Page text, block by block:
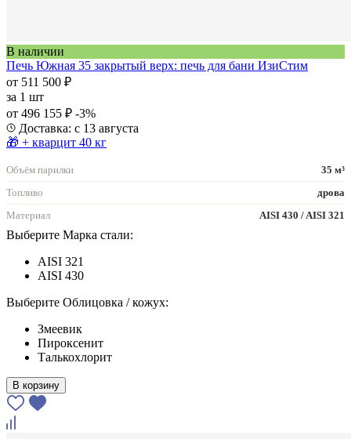
В наличии
Печь Южная 35 закрытый верх: печь для бани ИзиСтим
от 511 500 ₽
за 1 шт
от 496 155 ₽ -3%
Доставка: с 13 августа
🎁 + кварцит 40 кг
Объём парилки
35 м³
Топливо
дрова
Материал
AISI 430 / AISI 321
Выберите Марка стали:
AISI 321
AISI 430
Выберите Облицовка / кожух:
Змеевик
Пироксенит
Талькохлорит
В корзину